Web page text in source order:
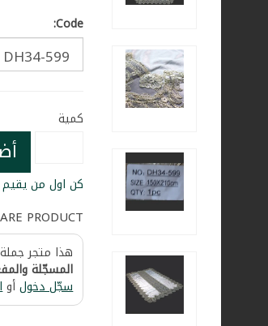
Code:
كمية
كن اول من يقيم
PRODUCT
هذا متجر
المسجّلة
سجّل دخولأو